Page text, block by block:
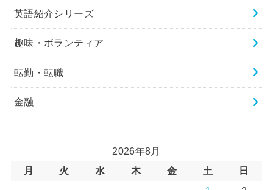
英語紹介シリーズ
趣味・ボランティア
転勤・転職
金融
2026年8月
月
火 水 木 金 土
日